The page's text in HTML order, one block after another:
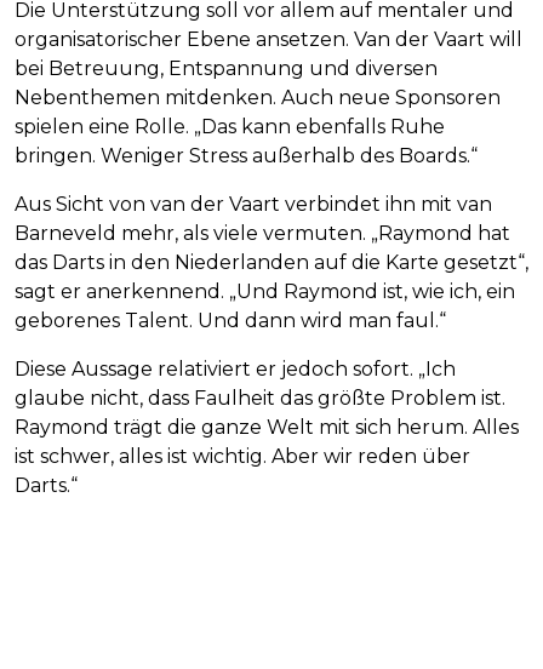
Die Unterstützung soll vor allem auf mentaler und
organisatorischer Ebene ansetzen. Van der Vaart will
bei Betreuung, Entspannung und diversen
Nebenthemen mitdenken. Auch neue Sponsoren
spielen eine Rolle. „Das kann ebenfalls Ruhe
bringen. Weniger Stress außerhalb des Boards.“
Aus Sicht von van der Vaart verbindet ihn mit van
Barneveld mehr, als viele vermuten. „Raymond hat
das Darts in den Niederlanden auf die Karte gesetzt“,
sagt er anerkennend. „Und Raymond ist, wie ich, ein
geborenes Talent. Und dann wird man faul.“
Diese Aussage relativiert er jedoch sofort. „Ich
glaube nicht, dass Faulheit das größte Problem ist.
Raymond trägt die ganze Welt mit sich herum. Alles
ist schwer, alles ist wichtig. Aber wir reden über
Darts.“